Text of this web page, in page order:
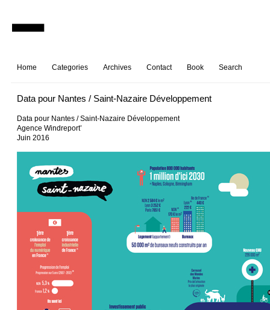
Home Categories Archives Contact Book Search
Data pour Nantes / Saint-Nazaire Développement
Data pour Nantes / Saint-Nazaire Développement
Agence Windreport’
Juin 2016